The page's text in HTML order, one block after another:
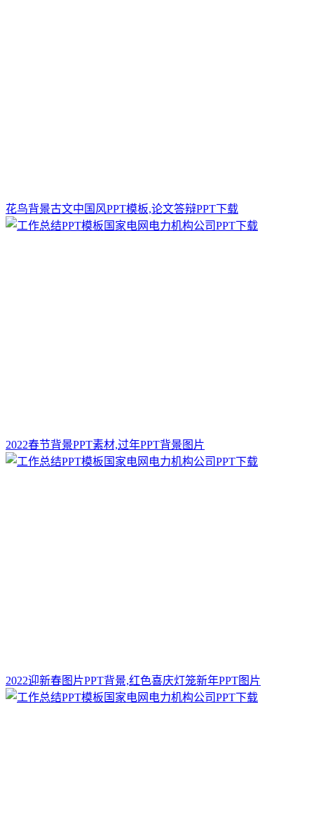
花鸟背景古文中国风PPT模板,论文答辩PPT下载
2022春节背景PPT素材,过年PPT背景图片
2022迎新春图片PPT背景,红色喜庆灯笼新年PPT图片